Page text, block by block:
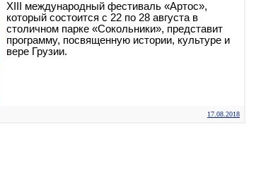
XIII международный фестиваль «Артос»,
который состоится с 22 по 28 августа в
столичном парке «Сокольники», представит
программу, посвященную истории, культуре и
вере Грузии.
17.08.2018